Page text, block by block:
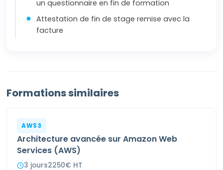
un questionnaire en fin de formation
Attestation de fin de stage remise avec la
facture
Formations similaires
AWS3
Architecture avancée sur Amazon Web
Services (AWS)
3 jours2250€ HT